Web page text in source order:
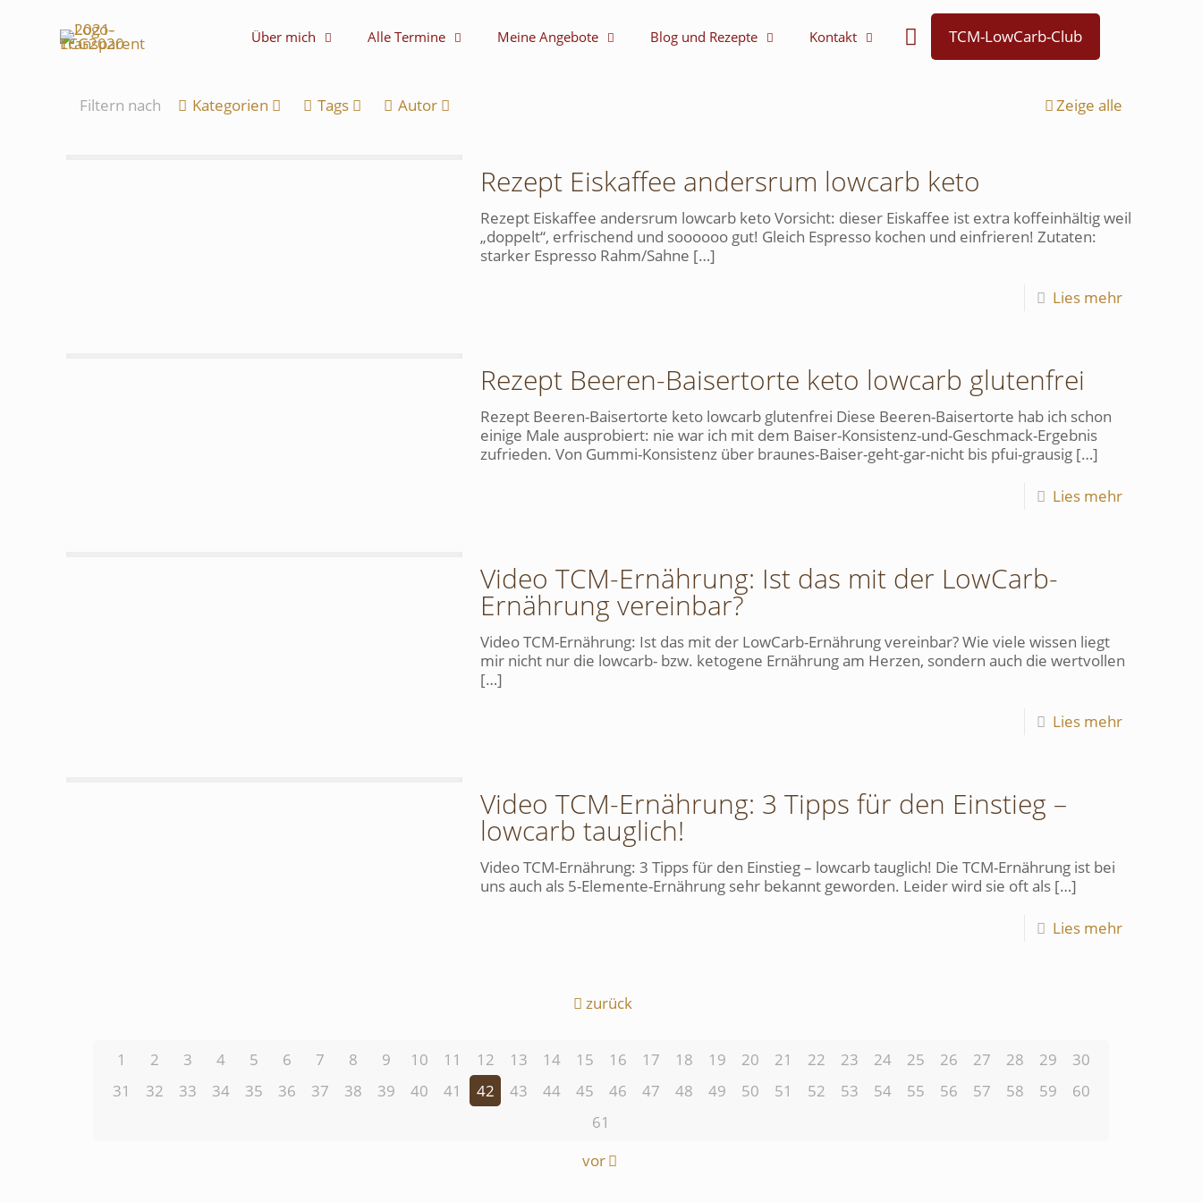
Über mich Alle Termine Meine Angebote Blog und Rezepte Kontakt TCM-LowCarb-Club
Filtern nach Kategorien Tags Autor Zeige alle
Rezept Eiskaffee andersrum lowcarb keto
Rezept Eiskaffee andersrum lowcarb keto Vorsicht: dieser Eiskaffee ist extra koffeinhältig weil
„doppelt“, erfrischend und soooooo gut! Gleich Espresso kochen und einfrieren! Zutaten:
starker Espresso Rahm/Sahne […]
Lies mehr
Rezept Beeren-Baisertorte keto lowcarb glutenfrei
Rezept Beeren-Baisertorte keto lowcarb glutenfrei Diese Beeren-Baisertorte hab ich schon
einige Male ausprobiert: nie war ich mit dem Baiser-Konsistenz-und-Geschmack-Ergebnis
zufrieden. Von Gummi-Konsistenz über braunes-Baiser-geht-gar-nicht bis pfui-grausig[…]
Lies mehr
Video TCM-Ernährung: Ist das mit der LowCarb-
Ernährung vereinbar?
Video TCM-Ernährung: Ist das mit der LowCarb-Ernährung vereinbar? Wie viele wissen liegt
mir nicht nur die lowcarb- bzw. ketogene Ernährung am Herzen, sondern auch die wertvollen
[…]
Lies mehr
Video TCM-Ernährung: 3 Tipps für den Einstieg –
lowcarb tauglich!
Video TCM-Ernährung: 3 Tipps für den Einstieg – lowcarb tauglich! Die TCM-Ernährung ist bei
uns auch als 5-Elemente-Ernährung sehr bekannt geworden. Leider wird sie oft als[…]
Lies mehr
zurück
1 2 3 4 5 6 7 8 9 10 11 12 13 14 15 16 17 18 19 20 21 22 23 24 25 26 27 28 29
30
31
32 33 34 35 36 37 38 39 40 41 42 43 44 45 46 47 48 49 50 51 52 53 54 55 56 57 58 59
60
61
vor